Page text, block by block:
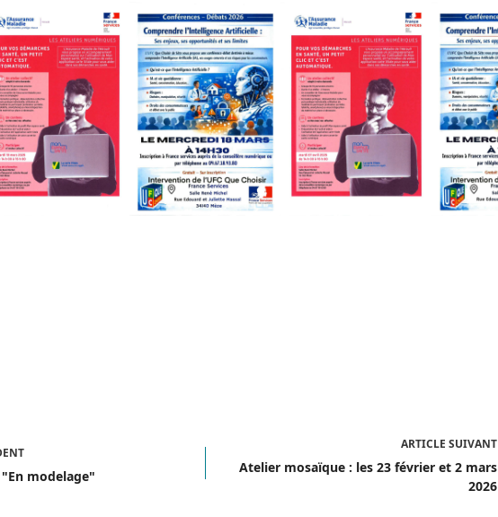
"En modelage"
ARTICLE SUIVANT
Atelier mosaïque : les 23 février et 2 mars
2026